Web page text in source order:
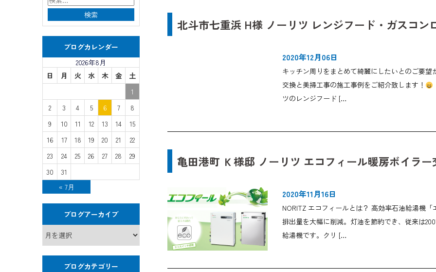
ブログカレンダー
2026年8月
日
月 火 水 木 金
土
1
2
3 4 5 6 7
8
9
10 11 12 13 14
15
16
17 18 19 20 21
22
23
24 25 26 27 28
29
30
31
« 7月
ブログアーカイブ
ブログカテゴリー
北斗市七重浜 H様 ノーリツ レンジフード・ガスコン
2020年12月06日
キッチン周りをまとめて綺麗にしたいとのご要
交換と美掃工事の施工事例をご紹介致します！
ツのレンジフード […
亀田港町 Ｋ様邸 ノーリツ エコフィール暖房ボイラー
2020年11月16日
NORITZ エコフィールとは？ 高効率石油給湯機
排出量を大幅に削減。灯油を節約でき、従来は
給湯機です。クリ […